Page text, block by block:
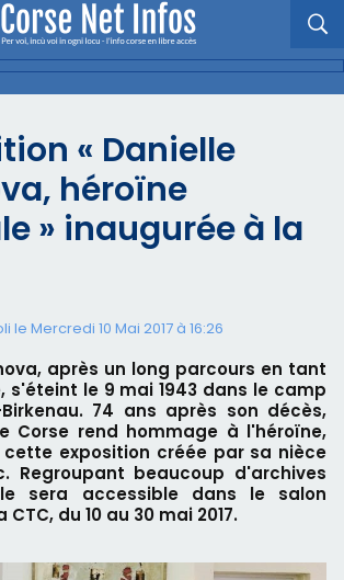
« Danielle
héroïne
» inaugurée à la
le Mercredi 10 Mai 2017 à 16:26
après un long parcours en tant
s'éteint le 9 mai 1943 dans le camp
74 ans après son décès,
Corse rend hommage à l'héroïne,
exposition créée par sa nièce
Regroupant beaucoup d'archives
sera accessible dans le salon
CTC, du 10 au 30 mai 2017.